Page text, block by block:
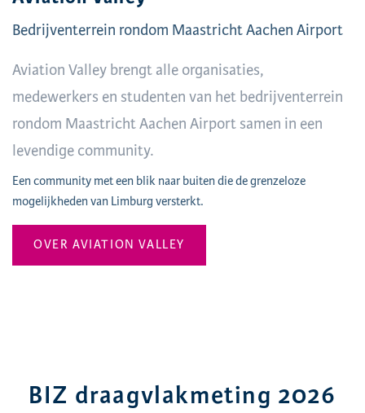
Bedrijventerrein rondom Maastricht Aachen Airport
Aviation Valley brengt alle organisaties,
medewerkers en studenten van het bedrijventerrein
rondom Maastricht Aachen Airport samen in een
levendige community.
Een community met een blik naar buiten die de grenzeloze
mogelijkheden van Limburg versterkt.
OVER AVIATION VALLEY
BIZ draagvlakmeting 2026